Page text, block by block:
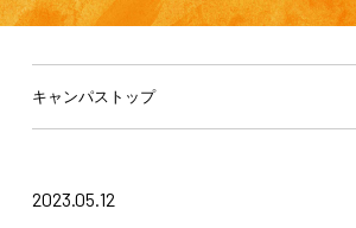
キャンパストップ
2023.05.12